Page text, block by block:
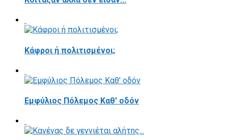
Κάφροι ή πολιτισμένοι;
Εμφύλιος Πόλεμος Καθ' οδόν